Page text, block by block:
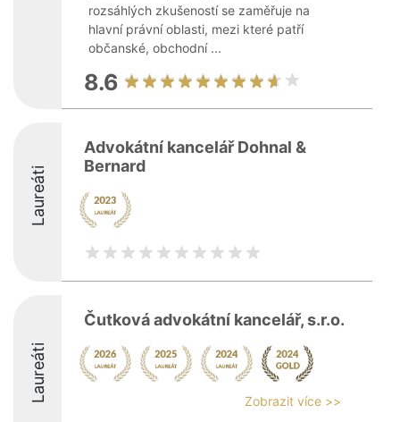
rozsáhlých zkušeností se zaměřuje na
hlavní právní oblasti, mezi které patří
občanské, obchodní ...
8.6
Laureáti
Advokátní kancelář Dohnal &
Bernard
Laureáti
Čutková advokátní kancelář, s.r.o.
Zobrazit více >>